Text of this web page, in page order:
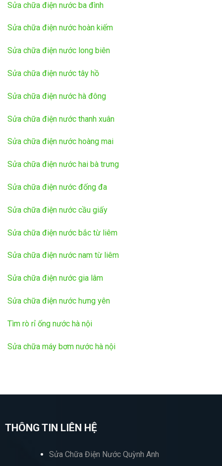
Sửa chữa điện nước ba đình
Sửa chữa điện nước hoàn kiếm
Sửa chữa điện nước long biên
Sửa chữa điện nước tây hồ
Sửa chữa điện nước hà đông
Sửa chữa điện nước thanh xuân
Sửa chữa điện nước hoàng mai
Sửa chữa điện nước hai bà trưng
Sửa chữa điện nước đống đa
Sửa chữa điện nước cầu giấy
Sửa chữa điện nước bắc từ liêm
Sửa chữa điện nước nam từ liêm
Sửa chữa điện nước gia lâm
Sửa chữa điện nước hưng yên
Tìm rò rỉ ống nước hà nội
Sửa chữa máy bơm nước hà nội
THÔNG TIN LIÊN HỆ
Sửa Chữa Điện Nước Quỳnh Anh